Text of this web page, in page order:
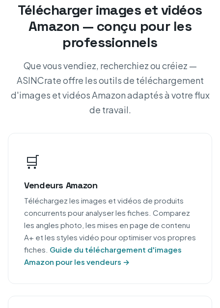
Télécharger images et vidéos
Amazon — conçu pour les
professionnels
Que vous vendiez, recherchiez ou créiez —
ASINCrate offre les outils de téléchargement
d'images et vidéos Amazon adaptés à votre flux
de travail.
🛒
Vendeurs Amazon
Téléchargez les images et vidéos de produits
concurrents pour analyser les fiches. Comparez
les angles photo, les mises en page de contenu
A+ et les styles vidéo pour optimiser vos propres
fiches. Guide du téléchargement d'images
Amazon pour les vendeurs →